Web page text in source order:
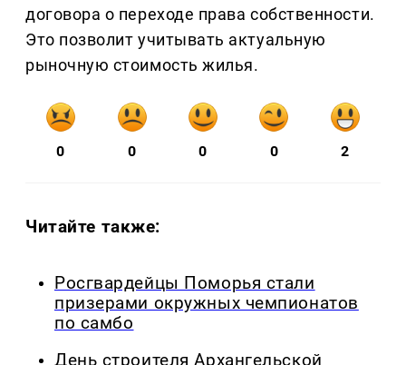
договора о переходе права собственности.
Это позволит учитывать актуальную
рыночную стоимость жилья.
0 0 0 0 2
Читайте также:
Росгвардейцы Поморья стали
призерами окружных чемпионатов
по самбо
День строителя Архангельской